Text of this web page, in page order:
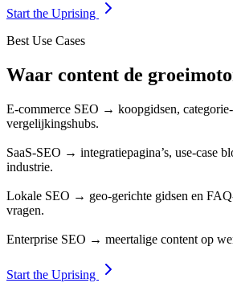
Start the Uprising
Best Use Cases
Waar content de
E-commerce SEO → koopgidsen, categorie-
vergelijkingshubs.
SaaS-SEO → integratiepagina’s, use-case
industrie.
Lokale SEO → geo-gerichte gidsen en
vragen.
Enterprise SEO → meertalige content op
Start the Uprising